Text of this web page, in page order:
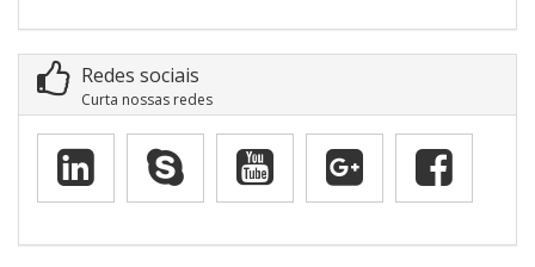
Redes sociais
Curta nossas redes